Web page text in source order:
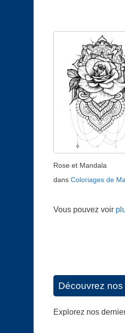
Rose et Mandala
dans Coloriages de
Vous pouvez voir
Découvrez
Explorez nos